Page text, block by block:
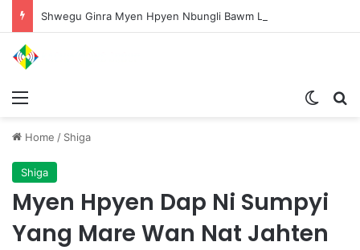
Home / Shiga
Shiga
Myen Hpyen Dap Ni Sumpyi
Yang Mare Wan Nat Jahten